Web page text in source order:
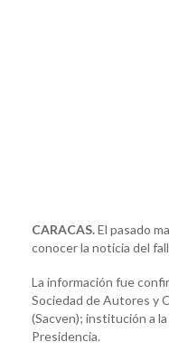
CARACAS.El pasado
conocer la noticia del
La información fue
Sociedad de Autores y
(Sacven); institución a
Presidencia.